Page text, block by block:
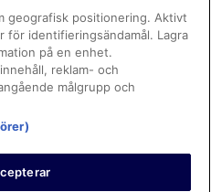
geografisk positionering. Aktivt
för identifieringsändamål. Lagra
på en enhet.
reklam- och
målgrupp och